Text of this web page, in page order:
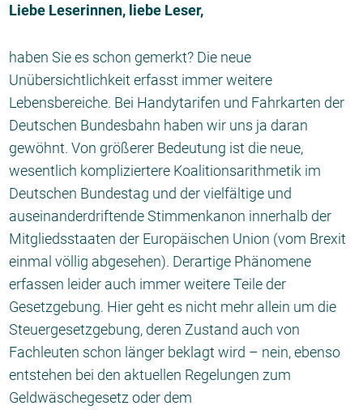
Liebe Leserinnen, liebe Leser,
haben Sie es schon gemerkt? Die neue
Unübersichtlichkeit erfasst immer weitere
Lebensbereiche. Bei Handytarifen und Fahrkarten der
Deutschen Bundesbahn haben wir uns ja daran
gewöhnt. Von größerer Bedeutung ist die neue,
wesentlich kompliziertere Koalitionsarithmetik im
Deutschen Bundestag und der vielfältige und
auseinanderdriftende Stimmenkanon innerhalb der
Mitgliedsstaaten der Europäischen Union (vom Brexit
einmal völlig abgesehen). Derartige Phänomene
erfassen leider auch immer weitere Teile der
Gesetzgebung. Hier geht es nicht mehr allein um die
Steuergesetzgebung, deren Zustand auch von
Fachleuten schon länger beklagt wird – nein, ebenso
entstehen bei den aktuellen Regelungen zum
Geldwäschegesetz oder dem